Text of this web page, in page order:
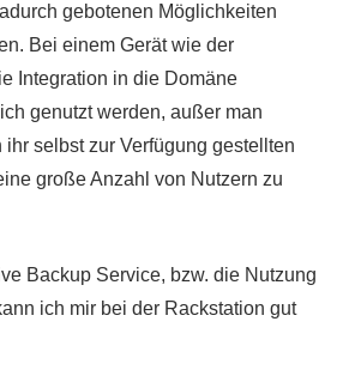
gebotenen Möglichkeiten
Bei einem Gerät wie der
Integration in die Domäne
genutzt werden, außer man
selbst zur Verfügung gestellten
große Anzahl von Nutzern zu
Backup Service, bzw. die Nutzung
ich mir bei der Rackstation gut